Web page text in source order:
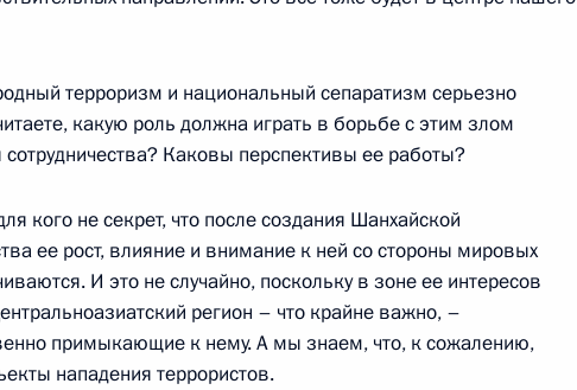
заседании президиума Государственного
полномочий между
субъектами Федерации
Москва, Кремль
Федерального унитарного
терроризм и национальный сепаратизм серьезно
какую роль должна играть в борьбе с этим злом
Каковы перспективы ее работы?
кого не секрет, что после создания Шанхайской
ее рост, влияние и внимание к ней со стороны мировых
И это не случайно, поскольку в зоне ее интересов
регион – что крайне важно, –
примыкающие к нему. А мы знаем, что, к сожалению,
нападения террористов.